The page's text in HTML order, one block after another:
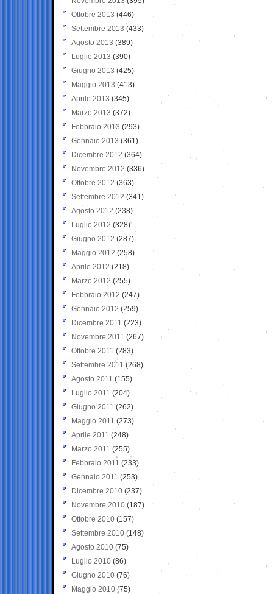
Ottobre 2013 (446)
Settembre 2013 (433)
Agosto 2013 (389)
Luglio 2013 (390)
Giugno 2013 (425)
Maggio 2013 (413)
Aprile 2013 (345)
Marzo 2013 (372)
Febbraio 2013 (293)
Gennaio 2013 (361)
Dicembre 2012 (364)
Novembre 2012 (336)
Ottobre 2012 (363)
Settembre 2012 (341)
Agosto 2012 (238)
Luglio 2012 (328)
Giugno 2012 (287)
Maggio 2012 (258)
Aprile 2012 (218)
Marzo 2012 (255)
Febbraio 2012 (247)
Gennaio 2012 (259)
Dicembre 2011 (223)
Novembre 2011 (267)
Ottobre 2011 (283)
Settembre 2011 (268)
Agosto 2011 (155)
Luglio 2011 (204)
Giugno 2011 (262)
Maggio 2011 (273)
Aprile 2011 (248)
Marzo 2011 (255)
Febbraio 2011 (233)
Gennaio 2011 (253)
Dicembre 2010 (237)
Novembre 2010 (187)
Ottobre 2010 (157)
Settembre 2010 (148)
Agosto 2010 (75)
Luglio 2010 (86)
Giugno 2010 (76)
Maggio 2010 (75)